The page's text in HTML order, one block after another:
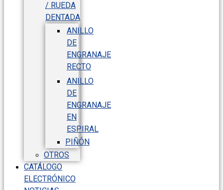
/ RUEDA
DENTADA
ANILLO
DE
ENGRANAJE
RECTO
ANILLO
DE
ENGRANAJE
EN
ESPIRAL
PIÑÓN
OTROS
CATÁLOGO
ELECTRÓNICO